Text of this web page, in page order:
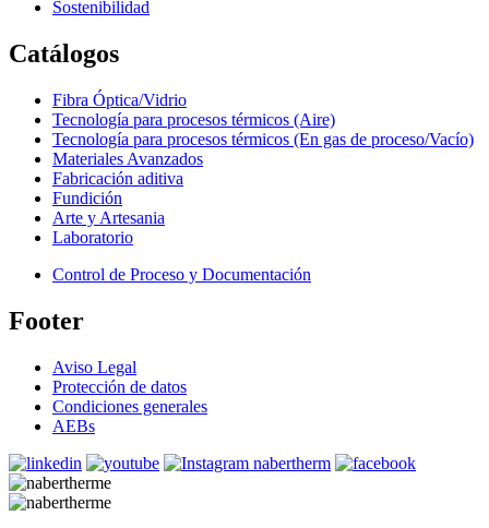
Sostenibilidad
Catálogos
Fibra Óptica/Vidrio
Tecnología para procesos térmicos (Aire)
Tecnología para procesos térmicos (En gas de proceso/Vacío)
Materiales Avanzados
Fabricación aditiva
Fundición
Arte y Artesania
Laboratorio
Control de Proceso y Documentación
Footer
Aviso Legal
Protección de datos
Condiciones generales
AEBs